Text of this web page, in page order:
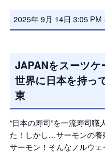
2025年 9月 14日 3:05 PM
JAPANをスーツ
世界に日本を持っ
東
“日本の寿司”を一流寿司職
た！しかし…サーモンの養
サーモン！そんなノルウ